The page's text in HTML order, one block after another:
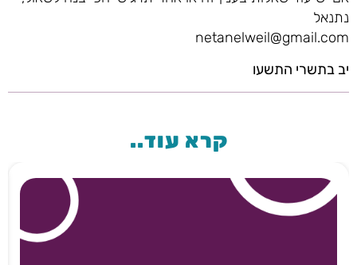
נתנאל
netanelweil@gmail.com
יב בתשרי התשעו
קרא עוד..